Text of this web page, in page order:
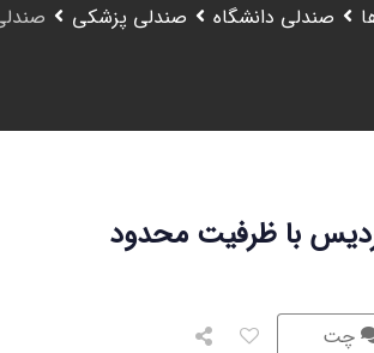
صندلی دانشگاه صندلی پزشکی
با ظرفیت محدود
چت